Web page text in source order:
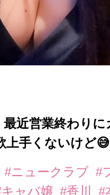
最近営業終わり
上手くないけど
#ニュークラブ #
ャバ嬢 #香川 #